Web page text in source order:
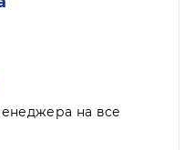
на все